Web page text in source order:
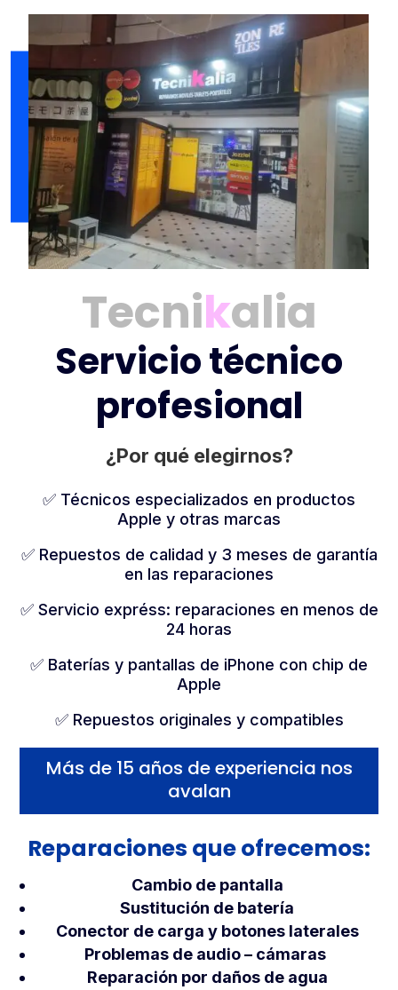
Tecnikalia
Servicio técnico
profesional
¿Por qué elegirnos?
✅ Técnicos especializados en productos
Apple y otras marcas
✅ Repuestos de calidad y 3 meses de garantía
en las reparaciones
✅ Servicio expréss: reparaciones en menos de
24 horas
✅ Baterías y pantallas de iPhone con chip de
Apple
✅ Repuestos originales y compatibles
Más de 15 años de experiencia nos
avalan
Reparaciones que ofrecemos:
Cambio de pantalla
Sustitución de batería
Conector de carga y botones laterales
Problemas de audio – cámaras
Reparación por daños de agua